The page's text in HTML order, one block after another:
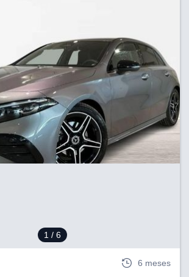
1 / 6
6 meses